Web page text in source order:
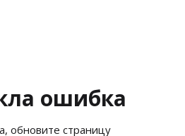
ошибка
обновите страницу